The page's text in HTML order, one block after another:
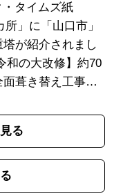
・タイムズ紙
所」に「山口市」
が紹介されまし
和の大改修】約70
葺き替え工事が
細は下段基本情報
い。
含)はこちら。日
れる国宝 瑠璃光
る